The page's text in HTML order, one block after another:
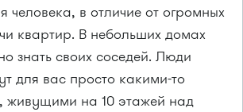
человека, в отличие от огромных
квартир. В небольших домах
знать своих соседей. Люди
для вас просто какими-то
живущими на 10 этажей над